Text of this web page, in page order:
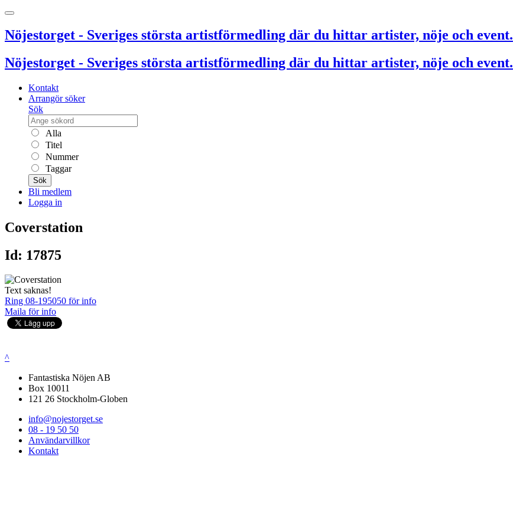
Nöjestorget - Sveriges största artistförmedling där du hittar artister, nöje och event.
Nöjestorget - Sveriges största artistförmedling där du hittar artister, nöje och event.
Kontakt
Arrangör söker
Sök
Alla
Titel
Nummer
Taggar
Sök
Bli medlem
Logga in
Coverstation
Id: 17875
Text saknas!
Ring 08-195050 för info
Maila för info
^
Fantastiska Nöjen AB
Box 10011
121 26 Stockholm-Globen
info@nojestorget.se
08 - 19 50 50
Användarvillkor
Kontakt